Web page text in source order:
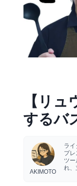
【リ
するバ
AKIMOTO
ライ
プ
ツ
れ、